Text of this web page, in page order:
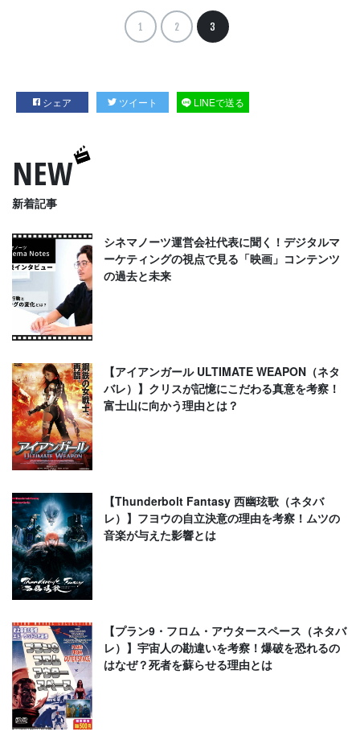
1 2 3
シェア ツイート LINEで送る
NEW
新着記事
シネマノーツ運営会社代表に聞く！デジタルマ
ーケティングの視点で見る「映画」コンテンツ
の過去と未来
【アイアンガール ULTIMATE WEAPON（ネタ
バレ）】クリスが記憶にこだわる真意を考察！
富士山に向かう理由とは？
【Thunderbolt Fantasy 西幽玹歌（ネタバ
レ）】フヨウの自立決意の理由を考察！ムツの
音楽が与えた影響とは
【プラン9・フロム・アウタースペース（ネタバ
レ）】宇宙人の勘違いを考察！爆破を恐れるの
はなぜ？死者を蘇らせる理由とは